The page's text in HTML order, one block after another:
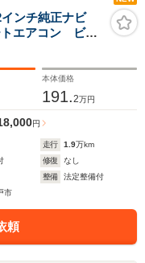
ンチ純正ナビ
エアコン ビル
コン 純正17イ
フルセグ
本体価格
191.2万円
円
走行 1.9万km
修復
なし
整備
法定整備付
市
頼